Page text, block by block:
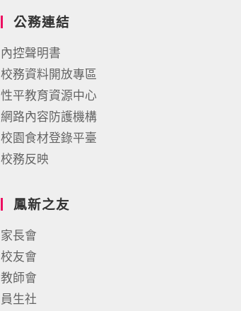
公務連結
內控聲明書
校務資料開放專區
性平教育資源中心
網路內容防護機構
校園食材登錄平臺
校務反映
鳳新之友
家長會
校友會
教師會
員生社